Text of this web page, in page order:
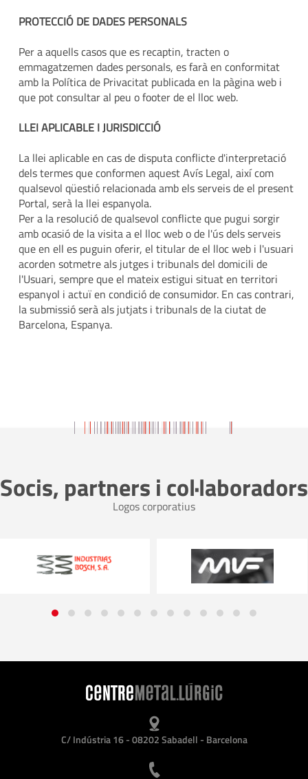
PROTECCIÓ DE DADES PERSONALS
Per a aquells casos que es recaptin, tracten o
emmagatzemen dades personals, es farà en conformitat
amb la Política de Privacitat publicada en la pàgina web i
que pot consultar al peu o footer de el lloc web.
LLEI APLICABLE I JURISDICCIÓ
La llei aplicable en cas de disputa conflicte d'interpretació
dels termes que conformen aquest Avís Legal, així com
qualsevol qüestió relacionada amb els serveis de el present
Portal, serà la llei espanyola.
Per a la resolució de qualsevol conflicte que pugui sorgir
amb ocasió de la visita a el lloc web o de l'ús dels serveis
que en ell es puguin oferir, el titular de el lloc web i l'usuari
acorden sotmetre als jutges i tribunals del domicili de
l'Usuari, sempre que el mateix estigui situat en territori
espanyol i actuï en condició de consumidor. En cas contrari,
la submissió serà als jutjats i tribunals de la ciutat de
Barcelona, Espanya.
Socis, partners i col·laboradors
Logos corporatius
C/ Indústria 16 - 08202 Sabadell - Barcelona